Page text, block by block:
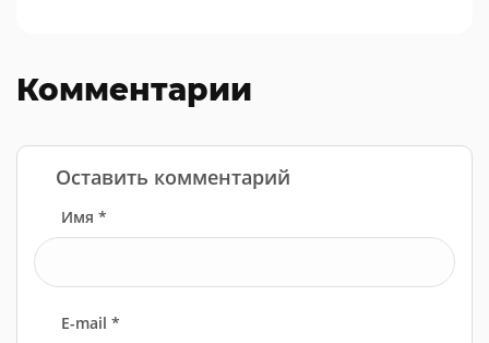
Комментарии
Оставить комментарий
Имя *
E-mail *